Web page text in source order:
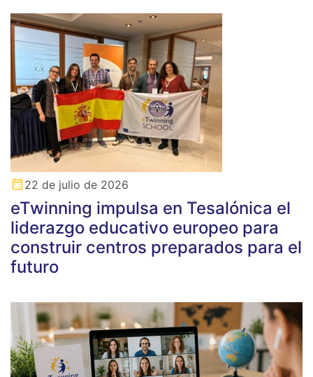
22 de julio de 2026
eTwinning impulsa en Tesalónica el
liderazgo educativo europeo para
construir centros preparados para el
futuro